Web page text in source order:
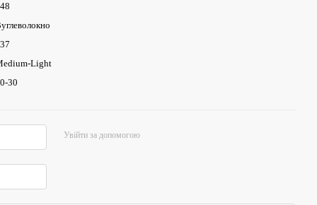
Light
30
Увійти за допомогою